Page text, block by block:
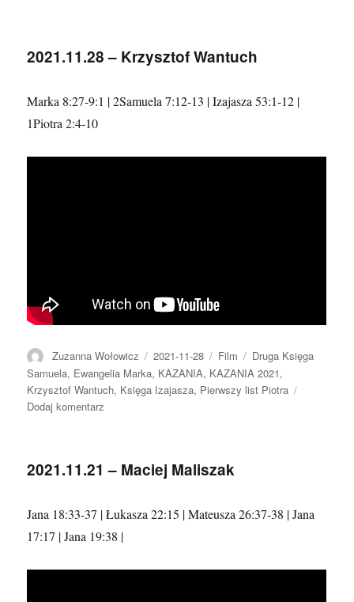
Terefenko
Bożego
Królestwa
2021.11.28 – Krzysztof Wantuch
Marka 8:27-9:1 | 2Samuela 7:12-13 | Izajasza 53:1-12 |
1Piotra 2:4-10
Autor
Zuzanna Wołowicz
Data
publikacji
2021-11-28 Format
Film Kategorie
Druga Księga
Samuela, Ewangelia Marka, KAZANIA, KAZANIA 2021,
Krzysztof Wantuch, Księga Izajasza, Pierwszy list Piotra
Dodaj komentarz
Wantuch
2021.11.21 – Maciej Maliszak
Jana 18:33-37 | Łukasza 22:15 | Mateusza 26:37-38 | Jana
17:17 | Jana 19:38 |